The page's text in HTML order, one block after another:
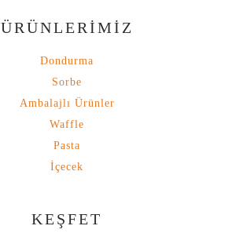
ÜRÜNLERİMİZ
Dondurma
Sorbe
Ambalajlı Ürünler
Waffle
Pasta
İçecek
KEŞFET